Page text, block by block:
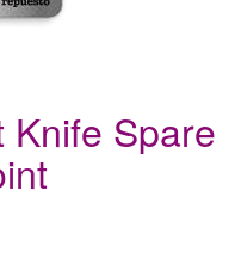
Knife Spare